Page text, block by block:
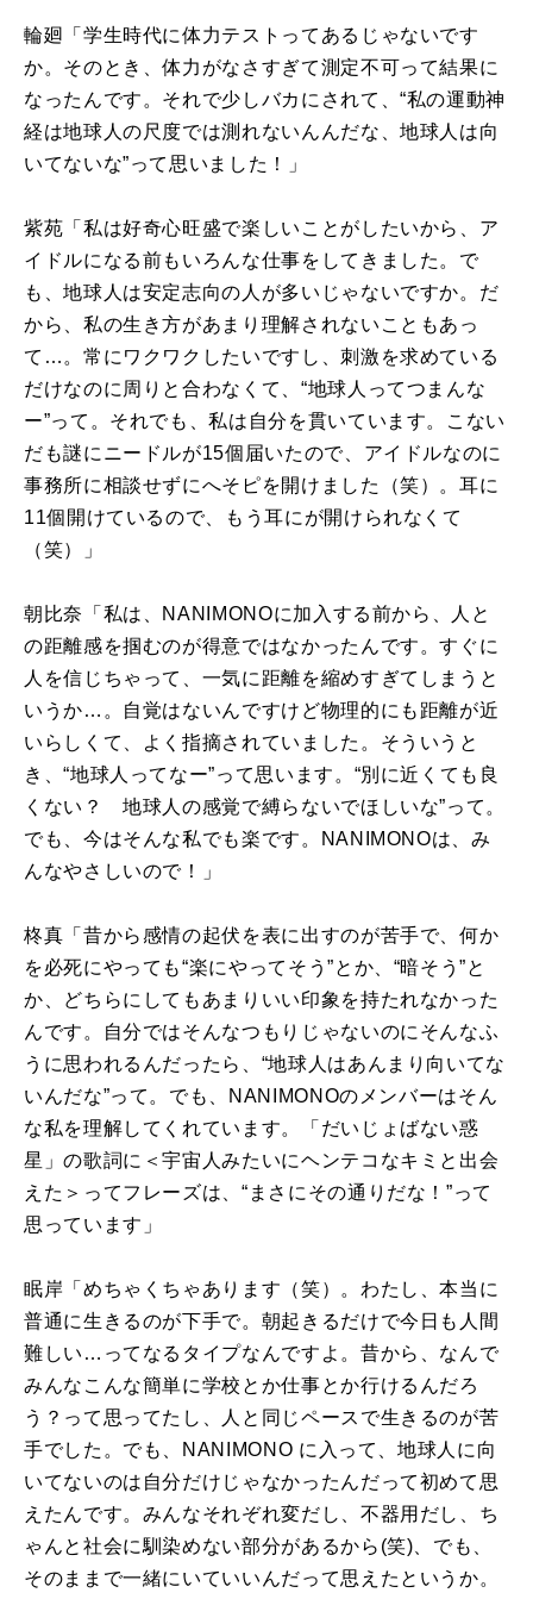
輪廻「学生時代に体力テストってあるじゃないです
か。そのとき、体力がなさすぎて測定不可って結果に
なったんです。それで少しバカにされて、“私の運動神
経は地球人の尺度では測れないんんだな、地球人は向
いてないな”って思いました！」
紫苑「私は好奇心旺盛で楽しいことがしたいから、ア
イドルになる前もいろんな仕事をしてきました。で
も、地球人は安定志向の人が多いじゃないですか。だ
から、私の生き方があまり理解されないこともあっ
て…。常にワクワクしたいですし、刺激を求めている
だけなのに周りと合わなくて、“地球人ってつまんな
ー”って。それでも、私は自分を貫いています。こない
だも謎にニードルが15個届いたので、アイドルなのに
事務所に相談せずにへそピを開けました（笑）。耳に
11個開けているので、もう耳にが開けられなくて
（笑）」
朝比奈「私は、 NANIMONOに加入する前から、人と
の距離感を掴むのが得意ではなかったんです。すぐに
人を信じちゃって、一気に距離を縮めすぎてしまうと
いうか…。自覚はないんですけど物理的にも距離が近
いらしくて、よく指摘されていました。そういうと
き、“地球人ってなー”って思います。“別に近くても良
くない？ 地球人の感覚で縛らないでほしいな”って。
でも、今はそんな私でも楽です。
NANIMONOは、み
んなやさしいので！」
柊真「昔から感情の起伏を表に出すのが苦手で、何か
を必死にやっても“楽にやってそう”とか、“暗そう”と
か、どちらにしてもあまりいい印象を持たれなかった
んです。自分ではそんなつもりじゃないのにそんなふ
うに思われるんだったら、“地球人はあんまり向いてな
いんだな”って。でも、
NANIMONOのメンバーはそん
な私を理解してくれています。「だいじょばない惑
星」の歌詞に＜宇宙人みたいにヘンテコなキミと出会
えた＞ってフレーズは、“まさにその通りだな！”って
思っています」
眠岸「めちゃくちゃあります（笑）。わたし、本当に
普通に生きるのが下手で。朝起きるだけで今日も人間
難しい…ってなるタイプなんですよ。昔から、なんで
みんなこんな簡単に学校とか仕事とか行けるんだろ
う？って思ってたし、人と同じペースで生きるのが苦
手でした。でも、
NANIMONO に入って、地球人に向
いてないのは自分だけじゃなかったんだって初めて思
えたんです。みんなそれぞれ変だし、不器用だし、ち
ゃんと社会に馴染めない部分があるから (笑) 、でも、
そのままで一緒にいていいんだって思えたというか。